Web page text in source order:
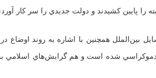
را پايين كشيدند و دولت جديدي را سر كار
بين‌الملل همچنين با اشاره به روند
شده است و هم گرايش‌هاي اسلامي به